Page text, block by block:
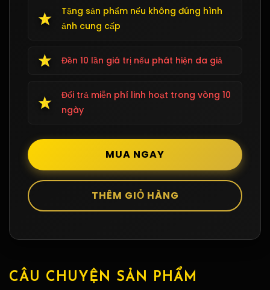
Tặng sản phẩm nếu không đúng hình
ảnh cung cấp
Đền 10 lần giá trị nếu phát hiện da giả
Đổi trả miễn phí linh hoạt trong vòng 10
ngày
CÂU CHUYỆN SẢN PHẨM